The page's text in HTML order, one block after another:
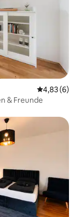
4,83 (6)
& Freunde